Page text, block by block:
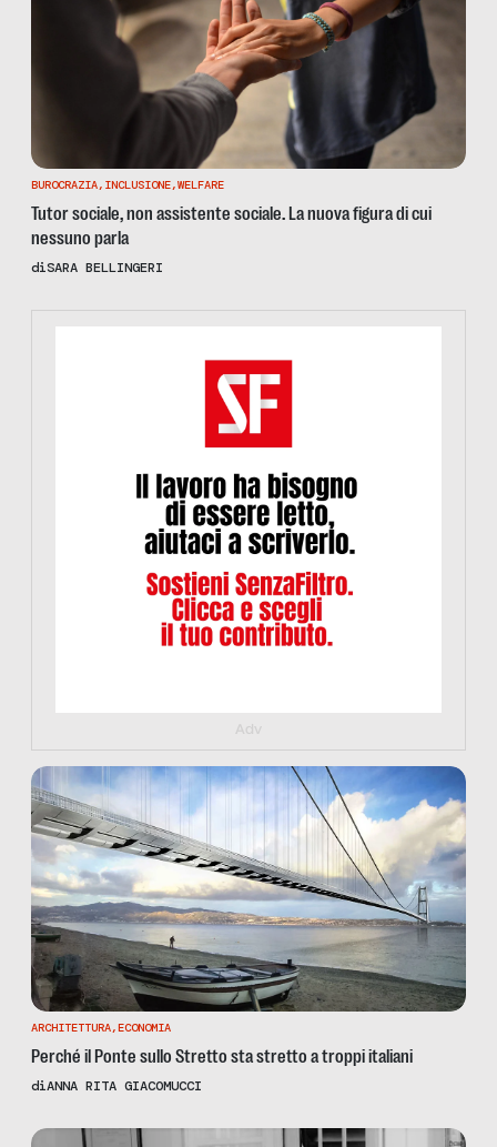
BUROCRAZIA, INCLUSIONE,WELFARE
Tutor sociale, non assistente sociale. La nuova figura di cui
nessuno parla
diSARA BELLINGERI
Adv
ARCHITETTURA,ECONOMIA
Perché il Ponte sullo Stretto sta stretto a troppi italiani
diANNA RITA GIACOMUCCI